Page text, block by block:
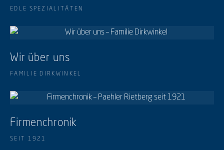
EDLE SPEZIALITÄTEN
Wir über uns
FAMILIE DIRKWINKEL
Firmenchronik
SEIT 1921